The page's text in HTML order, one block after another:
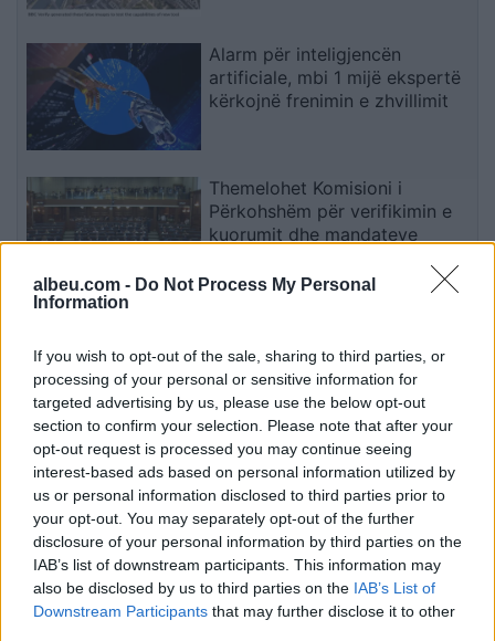
albeu.com - Do Not Process My Personal
Information
If you wish to opt-out of the sale, sharing to third parties, or
processing of your personal or sensitive information for
targeted advertising by us, please use the below opt-out
section to confirm your selection. Please note that after your
opt-out request is processed you may continue seeing
interest-based ads based on personal information utilized by
us or personal information disclosed to third parties prior to
your opt-out. You may separately opt-out of the further
disclosure of your personal information by third parties on the
IAB’s list of downstream participants. This information may
also be disclosed by us to third parties on the IAB’s List of
Downstream Participants that may further disclose it to other
Alarm për inteligjencën
artificiale, mbi 1 mijë ekspertë
kërkojnë frenimin e zhvillimit
Themelohet Komisioni i
Përkohshëm për verifikimin e
kuorumit dhe mandateve
rrëzohet dhe thumbon Biden:
Nuk dua të bëhet si ai
Aksident në aksin Fier-Lushnje/
Makina del nga rruga dhe
përfundon në nënkalim,
plagoset drejtuesi